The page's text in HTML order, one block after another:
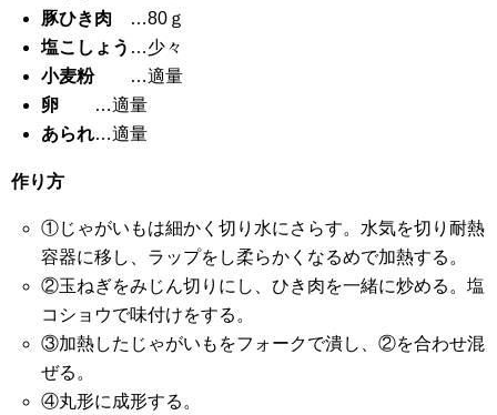
豚ひき肉 …80ｇ
塩こしょう …少々
小麦粉…適量
卵 …適量
あられ…適量
作り方
①じゃがいもは細かく切り水にさらす。水気を切り耐熱
容器に移し、ラップをし柔らかくなるめで加熱する。
②玉ねぎをみじん切りにし、ひき肉を一緒に炒める。塩
コショウで味付けをする。
③加熱したじゃがいもをフォークで潰し、②を合わせ混
ぜる。
④丸形に成形する。